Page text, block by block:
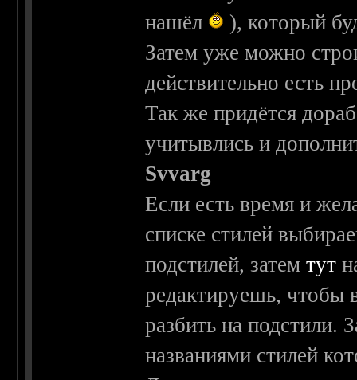
нашёл
), который
Затем уже можно
действительно есть
Так же придётся
учитывлись и
Svvarg
Если есть время и
списке стилей
подстилей, затемтут
редактируешь, чтобы
разбить на подстили.
названиями стилей